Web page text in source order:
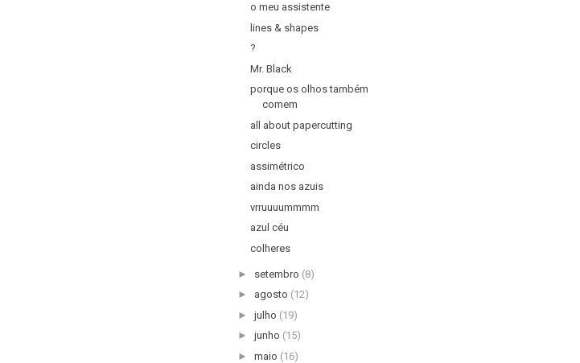
o meu assistente
lines & shapes
?
Mr. Black
porque os olhos também
comem
all about papercutting
circles
assimétrico
ainda nos azuis
vrruuuummmm
azul céu
colheres
► setembro (8)
► agosto (12)
► julho (19)
► junho (15)
► maio (16)